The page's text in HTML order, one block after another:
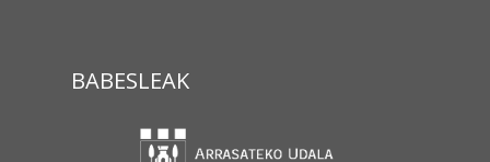
BABESLEAK